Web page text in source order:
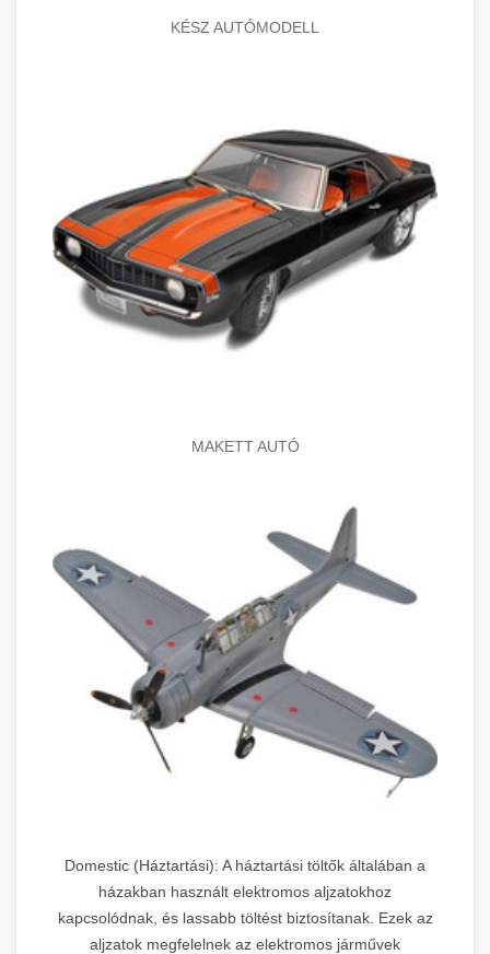
KÉSZ AUTÓMODELL
MAKETT AUTÓ
Domestic (Háztartási): A háztartási töltők általában a
házakban használt elektromos aljzatokhoz
kapcsolódnak, és lassabb töltést biztosítanak. Ezek az
aljzatok megfelelnek az elektromos járművek